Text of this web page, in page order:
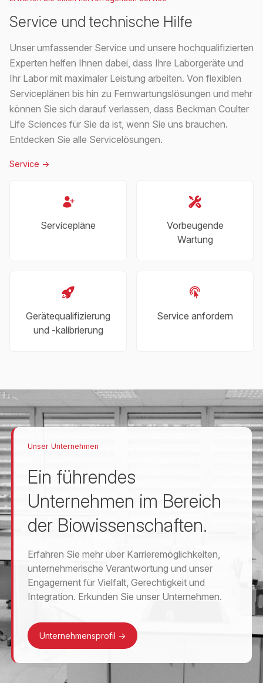
Service und technische Hilfe
Unser umfassender Service und unsere hochqualifizierten
Experten helfen Ihnen dabei, dass Ihre Laborgeräte und
Ihr Labor mit maximaler Leistung arbeiten. Von flexiblen
Serviceplänen bis hin zu Fernwartungslösungen und mehr
können Sie sich darauf verlassen, dass Beckman Coulter
Life Sciences für Sie da ist, wenn Sie uns brauchen.
Entdecken Sie alle Servicelösungen.
Service ->
Servicepläne
Vorbeugende
Wartung
Gerätequalifizierung
und -kalibrierung
Service anfordern
Unser Unternehmen
Ein führendes
Unternehmen im Bereich
der Biowissenschaften.
Erfahren Sie mehr über Karrieremöglichkeiten,
unternehmerische Verantwortung und unser
Engagement für Vielfalt, Gerechtigkeit und
Integration. Erkunden Sie unser Unternehmen.
Unternehmensprofil ->